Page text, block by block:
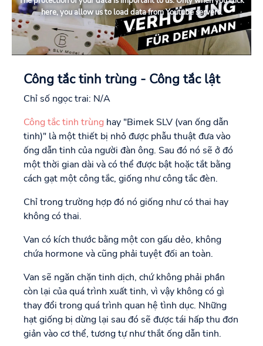
here, you allow us to load data from Youtube servers.
Công tắc tinh trùng - Công tắc lật
Chỉ số ngọc trai: N/A
Công tắc tinh trùng hay "Bimek SLV (van ống dẫn
tinh)" là một thiết bị nhỏ được phẫu thuật đưa vào
ống dẫn tinh của người đàn ông. Sau đó nó sẽ ở đó
một thời gian dài và có thể được bật hoặc tắt bằng
cách gạt một công tắc, giống như công tắc đèn.
Chỉ trong trường hợp đó nó giống như có thai hay
không có thai.
Van có kích thước bằng một con gấu dẻo, không
chứa hormone và cũng phải tuyệt đối an toàn.
Van sẽ ngăn chặn tinh dịch, chứ không phải phần
còn lại của quá trình xuất tinh, vì vậy không có gì
thay đổi trong quá trình quan hệ tình dục. Những
hạt giống bị dừng lại sau đó sẽ được tái hấp thu đơn
giản vào cơ thể, tương tự như thắt ống dẫn tinh.